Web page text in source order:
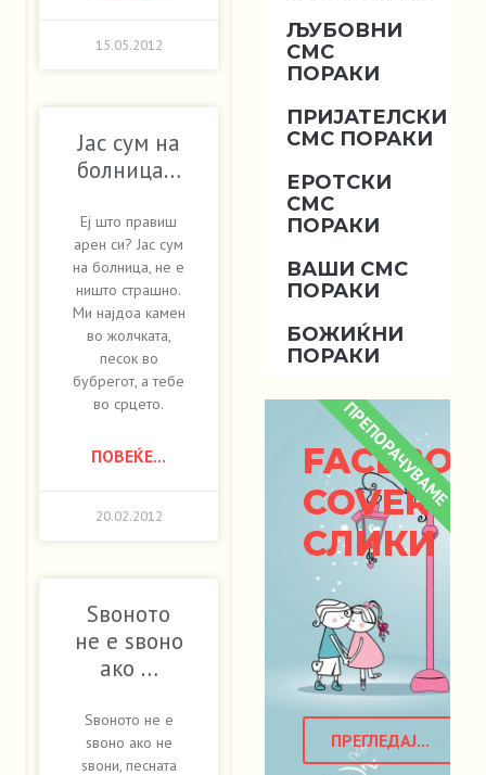
15.05.2012
Јас сум на
болница…
Еј што правиш
арен си? Јас сум
на болница, не е
ништо страшно.
Ми најдоа камен
во жолчката,
песок во
бубрегот, а тебе
во срцето.
ПОВЕЌЕ...
20.02.2012
Ѕвоното
не е ѕвоно
ако …
Ѕвоното не е
ѕвоно ако не
ѕвони, песната
ЉУБОВНИ
СМС
ПОРАКИ
ПРИЈАТЕЛСКИ
СМС ПОРАКИ
ЕРОТСКИ
СМС
ПОРАКИ
ВАШИ СМС
ПОРАКИ
БОЖИЌНИ
ПОРАКИ
COVER
СЛИКИ
ПРЕГЛЕДАЈ...
ПРЕПОРАЧУВАМЕ